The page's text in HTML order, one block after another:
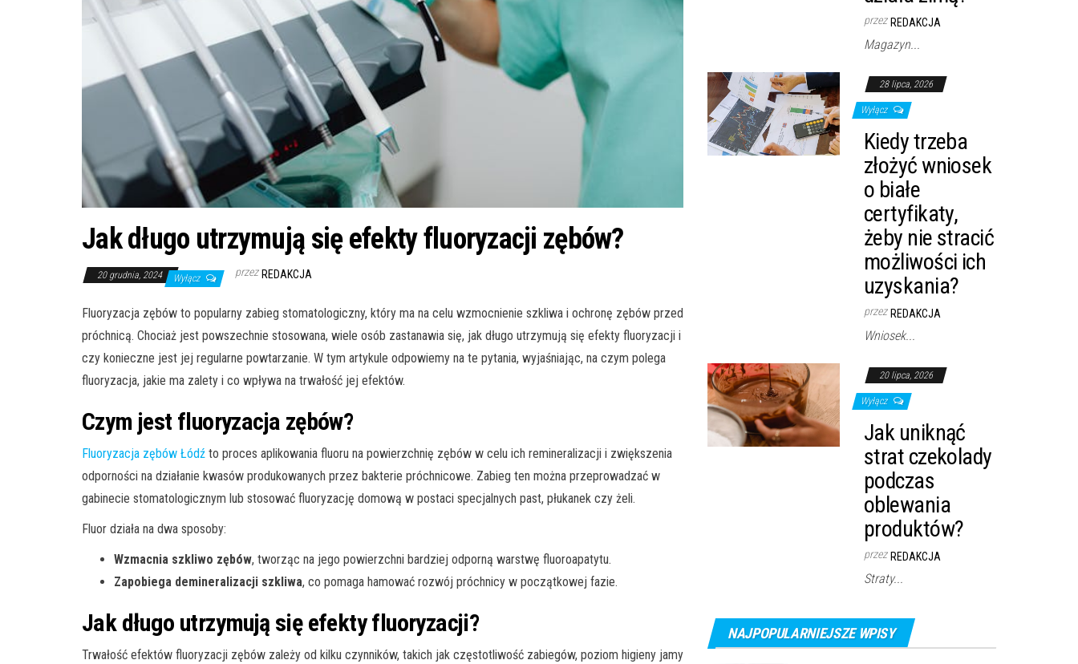
Jak długo utrzymują się efekty fluoryzacji zębów?
20 grudnia, 2024 Wyłącz przez REDAKCJA
Fluoryzacja zębów to popularny zabieg stomatologiczny, który ma na celu wzmocnienie szkliwa i ochronę zębów przed
próchnicą. Chociaż jest powszechnie stosowana, wiele osób zastanawia się, jak długo utrzymują się efekty fluoryzacji i
czy konieczne jest jej regularne powtarzanie. W tym artykule odpowiemy na te pytania, wyjaśniając, na czym polega
fluoryzacja, jakie ma zalety i co wpływa na trwałość jej efektów.
Czym jest fluoryzacja zębów?
Fluoryzacja zębów Łódź to proces aplikowania fluoru na powierzchnię zębów w celu ich remineralizacji i zwiększenia
odporności na działanie kwasów produkowanych przez bakterie próchnicowe. Zabieg ten można przeprowadzać w
gabinecie stomatologicznym lub stosować fluoryzację domową w postaci specjalnych past, płukanek czy żeli.
Fluor działa na dwa sposoby:
Wzmacnia szkliwo zębów, tworząc na jego powierzchni bardziej odporną warstwę fluoroapatytu.
Zapobiega demineralizacji szkliwa, co pomaga hamować rozwój próchnicy w początkowej fazie.
Jak długo utrzymują się efekty fluoryzacji?
Trwałość efektów fluoryzacji zębów zależy od kilku czynników, takich jak częstotliwość zabiegów, poziom higieny jamy
przez REDAKCJA
Magazyn...
28 lipca, 2026
Wyłącz
Kiedy trzeba
złożyć wniosek
o białe
certyfikaty,
żeby nie stracić
możliwości ich
uzyskania?
przez REDAKCJA
Wniosek...
20 lipca, 2026
Wyłącz
Jak uniknąć
strat czekolady
podczas
oblewania
produktów?
przez REDAKCJA
Straty...
NAJPOPULARNIEJSZE WPISY